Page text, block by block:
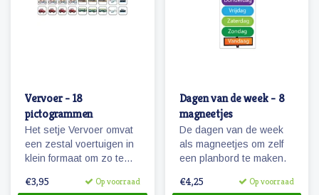
Vervoer - 18
pictogrammen
Het setje Vervoer omvat
een zestal voertuigen in
klein formaat om zo te
pictogrammen en
€3,95 Op voorraad
Dagen van de week - 8
magneetjes
De dagen van de week
als magneetjes om zelf
een planbord te maken.
€4,25 Op voorraad